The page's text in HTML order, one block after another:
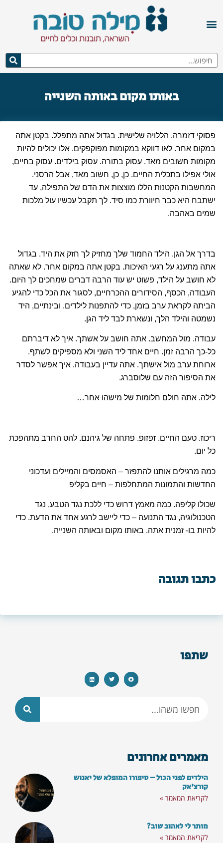
באותו מקום באותה השנייה
פסוקי דזמרה. הללויה שלישית. בגדול אתה מתפלל. בקטן אתה
במקום אחר. לאו דווקא במקומות מפוקפקים. אלו יכולים להיות
מקומות חשובים מאד. עסוק בתורה. עסוק בילדים. עסוק בחיים,
אולי אפילו בתכלית החיים. כן, כן, חשוב מאד, אבל הרסני.
המחשבות הקטנות הללו מוצצות את הדם של התפילה, עד
ישתבח היא כבר חיוורת כמו סיד. לך תקבל עכשיו עול מלכות
שמים באהבה.
בדרך אל הגן. הילד החמוד שלך מחזיק לך חזק את היד. בגדול
אתה מתענג על רגעי האיכות. בקטן אתה במקום אחר. לא שאתה
לא חושב על הילד, פשוט יש עוד הרבה דברים שמחכים לך היום.
העבודה, הכסף, הסידורים ההכרחיים, לסגור את הכל כדי להגיע
הביתה לקראת ערב בזמן, כדי להתפנות לילדים. ובינתיים, היד
נשמטה והילד הלך, ונשארת לבד ליד הגן.
עבודה. מול המחשב. אתה חושב על אשתך. איך לא דיברתם
כל-כך הרבה זמן. חיים אחד ליד השני ולא מספיקים לשתף.
ארוחת ערב מול אישתך. אתה עדיין בעבודה. איך אפשר לסדר
את הסיפור הזה עם שלוסברג.
לילה. אתה חולם חלומות של מישהו אחר…
ריכוז. טעם החיים. זפזופ. פתחה של גיהנם. להט החרב מתהפכת
כל יום.
כמה מרגילים אותנו להתפזר – האסמסים והמיילים ועדכוני
החדשות והתמונות המתחלפות – חיים בקליפ
שכולו קליפה. כמה מאמץ דרוש כדי ללכת נגד הטבע, נגד
הטכנולוגיה, נגד התנועה – כדי ליישב לרגע אחד את הדעת. כדי
להיות בו- זמנית אתה. באותו מקום ובאותה השנייה.
כתבו תגובה
שתפו
מאמרים אחרונים
הילדים לפני הכול – סיפורו המופלא של יאנוש
קורצ'אק
לקריאת המאמר »
מותר לי לאהוב שוב?
לקריאת המאמר »
רוצים לא לפספס את התכנים
והסרטונים החדשים?